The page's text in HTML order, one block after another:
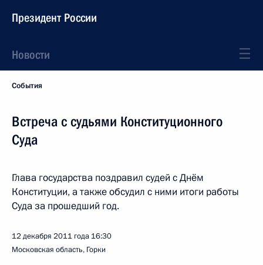
Президент России
Новости
События
Встреча с судьями Конституционного
Суда
Глава государства поздравил судей с Днём
Конституции, а также обсудил с ними итоги работы
Суда за прошедший год.
12 декабря 2011 года 16:30
Московская область, Горки